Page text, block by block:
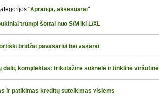
"Apranga, aksesuarai"
trumpi šortai nuo S/M iki L/XL
bridžai pavasariui bei vasarai
dalių komplektas: trikotažinė suknelė ir tinklinė
ir patikimas kreditų suteikimas visiems